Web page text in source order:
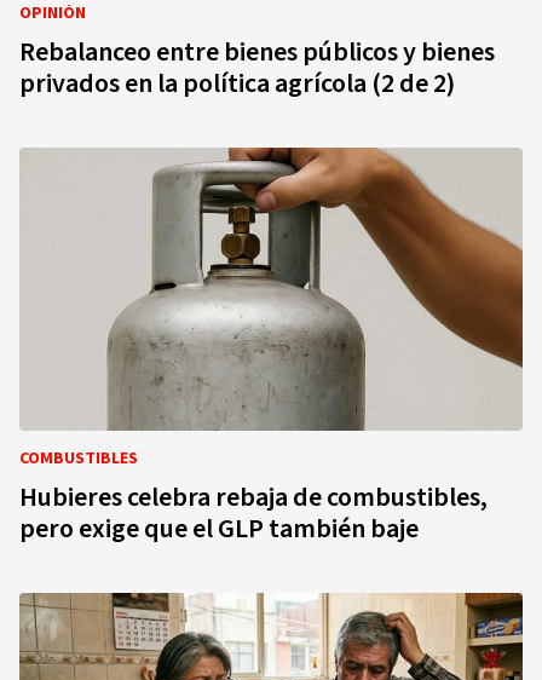
OPINIÓN
Rebalanceo entre bienes públicos y bienes
privados en la política agrícola (2 de 2)
COMBUSTIBLES
Hubieres celebra rebaja de combustibles,
pero exige que el GLP también baje